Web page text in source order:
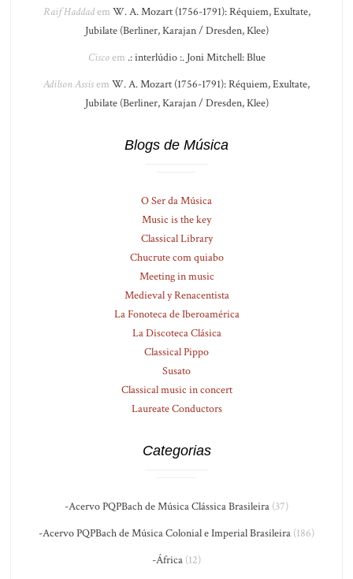
Raif Haddadem W. A. Mozart (1756-1791): Réquiem, Exultate,
Jubilate (Berliner, Karajan / Dresden, Klee)
Ciscoem .: interlúdio :. Joni Mitchell: Blue
Adilson Assisem W. A. Mozart (1756-1791): Réquiem, Exultate,
Jubilate (Berliner, Karajan / Dresden, Klee)
Blogs de Música
O Ser da Música
Music is the key
Classical Library
Chucrute com quiabo
Meeting in music
Medieval y Renacentista
La Fonoteca de Iberoamérica
La Discoteca Clásica
Classical Pippo
Susato
Classical music in concert
Laureate Conductors
Categorias
-Acervo PQPBach de Música Clássica Brasileira (37)
-Acervo PQPBach de Música Colonial e Imperial Brasileira (186)
-África (12)